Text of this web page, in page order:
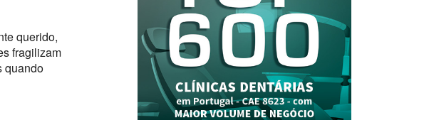
querido,
fragilizam
quando